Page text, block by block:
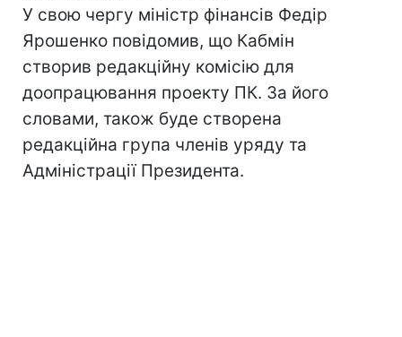
У свою чергу міністр фінансів Федір
Ярошенко повідомив, що Кабмін
створив редакційну комісію для
доопрацювання проекту ПК. За його
словами, також буде створена
редакційна група членів уряду та
Адміністрації Президента.